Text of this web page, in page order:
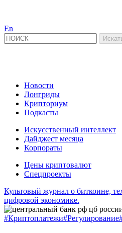
En
Новости
Лонгриды
Крипториум
Подкасты
Искусственный интеллект
Дайджест месяца
Корпораты
Цены криптовалют
Спецпроекты
Культовый журнал о биткоине,
цифровой экономике.
#Криптоплатежи#Регулирование